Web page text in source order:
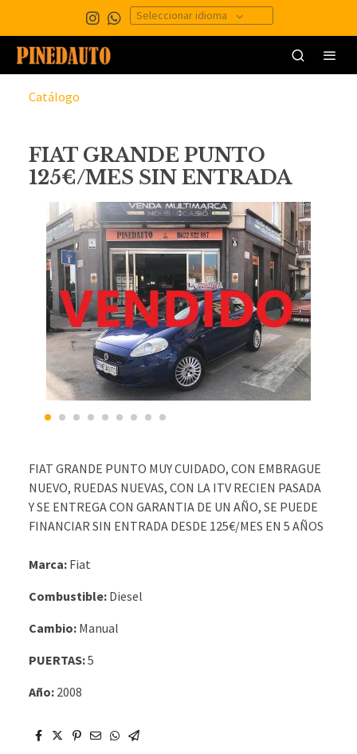
Seleccionar idioma
Catálogo
FIAT GRANDE PUNTO
125€/MES SIN ENTRADA
FIAT GRANDE PUNTO MUY CUIDADO, CON EMBRAGUE
NUEVO, RUEDAS NUEVAS, CON LA ITV RECIEN PASADA
Y SE ENTREGA CON GARANTIA DE UN AÑO, SE PUEDE
FINANCIAR SIN ENTRADA DESDE 125€/MES EN 5 AÑOS
Marca: Fiat
Combustible: Diesel
Cambio: Manual
PUERTAS:5
Año: 2008